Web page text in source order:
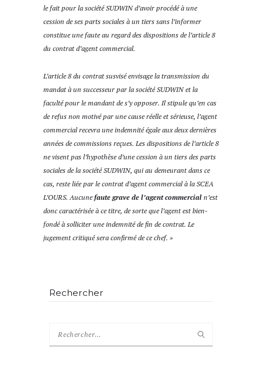
le fait pour la société SUDWIN d’avoir procédé à une
cession de ses parts sociales à un tiers sans l’informer
constitue une faute au regard des dispositions de l’article 8
du contrat d’agent commercial.
L’article 8 du contrat susvisé envisage la transmission du
mandat à un successeur par la société SUDWIN et la
faculté pour le mandant de s’y opposer. Il stipule qu’en cas
de refus non motivé par une cause réelle et sérieuse, l’agent
commercial recevra une indemnité égale aux deux dernières
années de commissions reçues. Les dispositions de l’article 8
ne visent pas l’hypothèse d’une cession à un tiers des parts
sociales de la société SUDWIN, qui au demeurant dans ce
cas, reste liée par le contrat d’agent commercial à la SCEA
L’OURS. Aucune faute grave de l’agent commercial n’est
donc caractérisée à ce titre, de sorte que l’agent est bien-
fondé à solliciter une indemnité de fin de contrat. Le
jugement critiqué sera confirmé de ce chef. »
Rechercher